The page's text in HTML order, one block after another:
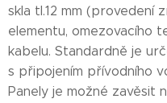
skla tl.12 mm (provedení
elementu, omezovacího
kabelu. Standardně je
s připojením přívodního
Panely je možné zavěsit